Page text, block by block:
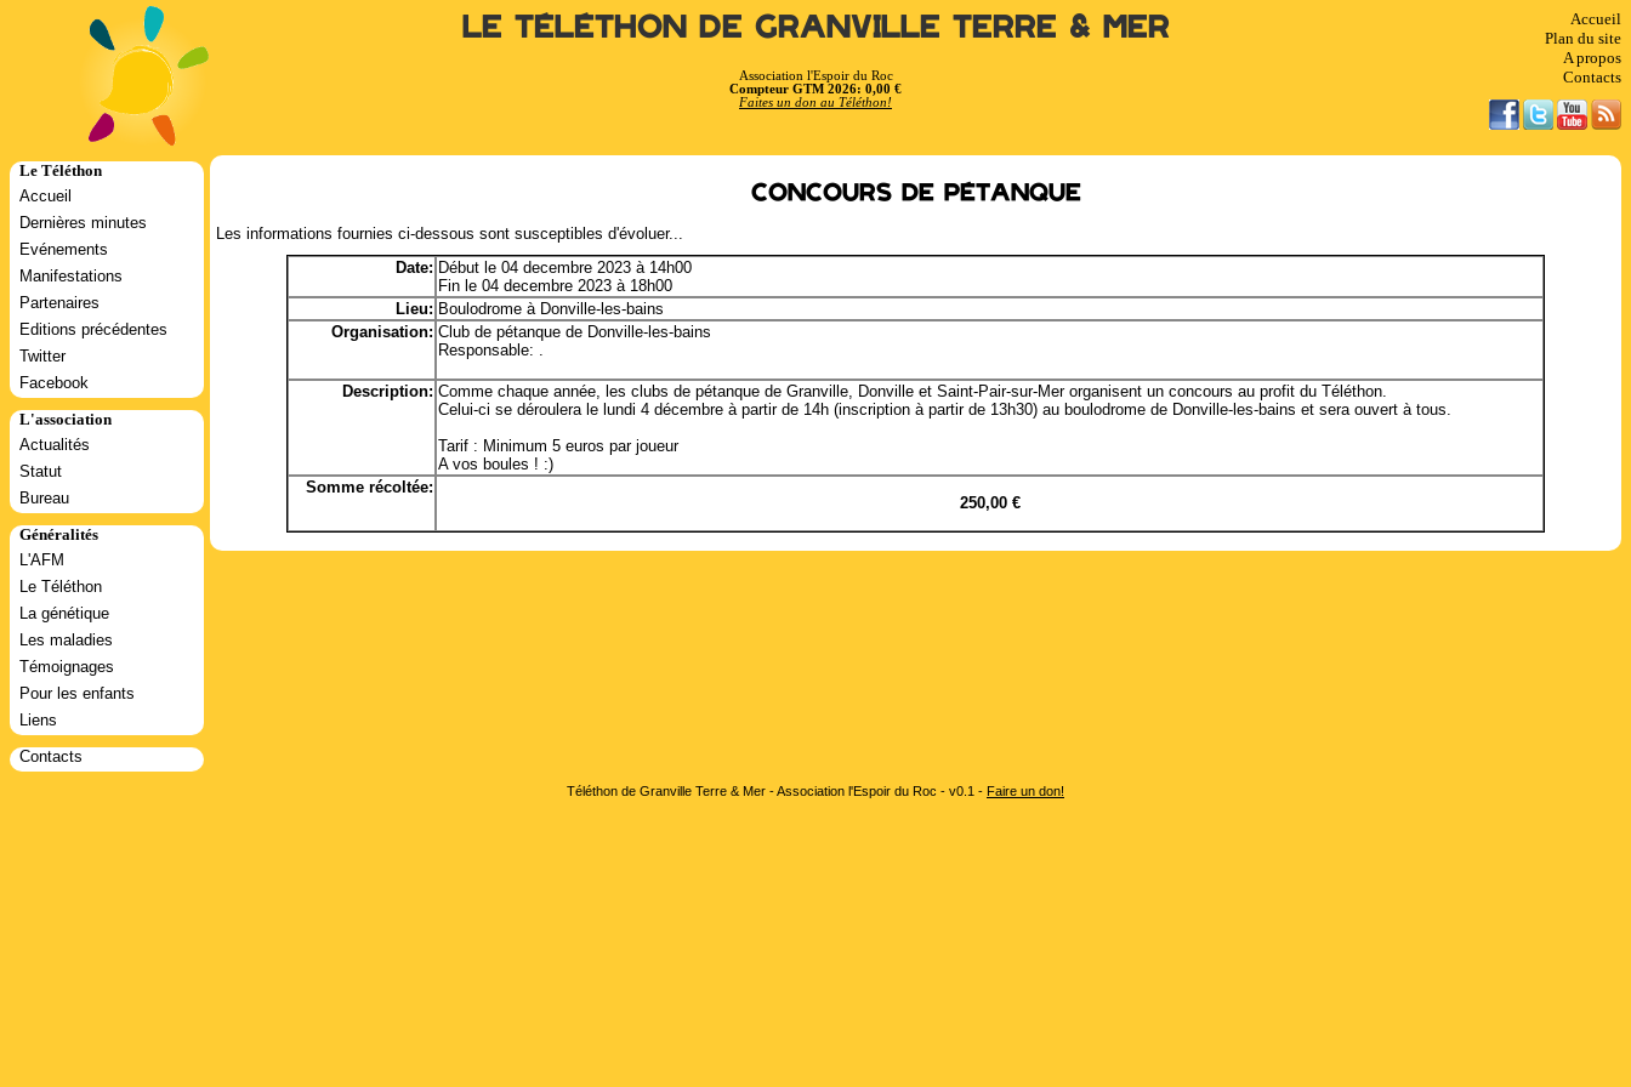
Accueil
Plan du site
A propos
Contacts
Le Téléthon de Granville Terre & Mer
Association l'Espoir du Roc
Compteur GTM 2026: 0,00 €
Faites un don au Téléthon!
Le Téléthon
Accueil
Dernières minutes
Evénements
Manifestations
Partenaires
Editions précédentes
Twitter
Facebook
L'association
Actualités
Statut
Bureau
Généralités
L'AFM
Le Téléthon
La génétique
Les maladies
Témoignages
Pour les enfants
Liens
Contacts
Concours de pétanque
Les informations fournies ci-dessous sont susceptibles d'évoluer...
Date: Début le 04 decembre 2023 à 14h00
Fin le 04 decembre 2023 à 18h00
Lieu: Boulodrome à Donville-les-bains
Organisation: Club de pétanque de Donville-les-bains
Responsable: .
Description: Comme chaque année, les clubs de pétanque de Granville, Donville et Saint-Pair-sur-Mer organisent un concours au profit du Téléthon.
Celui-ci se déroulera le lundi 4 décembre à partir de 14h (inscription à partir de 13h30) au boulodrome de Donville-les-bains et sera ouvert à tous.
Tarif : Minimum 5 euros par joueur
A vos boules ! :)
Somme récoltée:
250,00 €
Téléthon de Granville Terre & Mer - Association l'Espoir du Roc - v0.1 - Faire un don!